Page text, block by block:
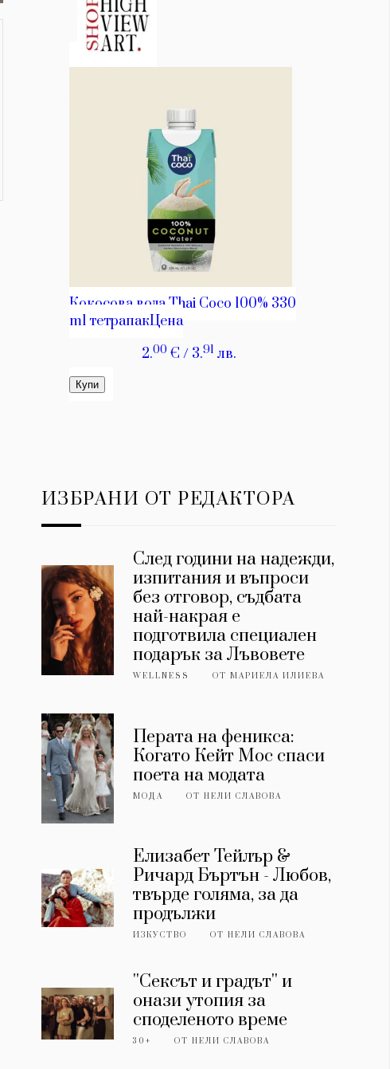
ИЗБРАНИ ОТ РЕДАКТОРА
След години на надежди,
изпитания и въпроси
без отговор, съдбата
най-накрая е
подготвила специален
подарък за Лъвовете
WELLNESS ОТМАРИЕЛА ИЛИЕВА
Перата на феникса:
Когато Кейт Мос спаси
поета на модата
МОДА ОТНЕЛИ СЛАВОВА
Елизабет Тейлър &
Ричард Бъртън - Любов,
твърде голяма, за да
продължи
ИЗКУСТВО ОТНЕЛИ СЛАВОВА
''Сексът и градът'' и
онази утопия за
споделеното време
30+ ОТНЕЛИ СЛАВОВА